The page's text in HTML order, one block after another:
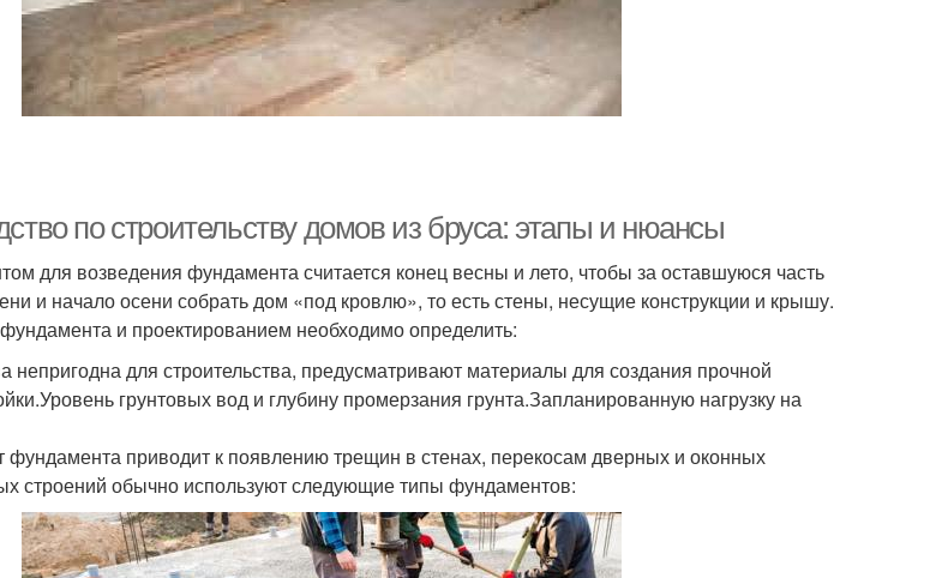
по строительству домов из бруса: этапы и нюансы
для возведения фундамента считается конец весны и лето, чтобы за оставшуюся часть
и начало осени собрать дом «под кровлю», то есть стены, несущие конструкции и крышу.
и проектированием необходимо определить:
непригодна для строительства, предусматривают материалы для создания прочной
грунтовых вод и глубину промерзания грунта.Запланированную нагрузку на
фундамента приводит к появлению трещин в стенах, перекосам дверных и оконных
строений обычно используют следующие типы фундаментов: